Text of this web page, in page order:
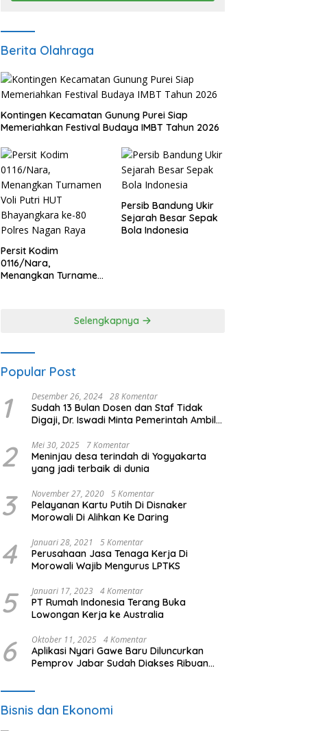
Berita Olahraga
Kontingen Kecamatan Gunung Purei Siap
Memeriahkan Festival Budaya IMBT Tahun 2026
Persit Kodim
0116/Nara,
Menangkan Turnamen
Persib Bandung Ukir
Sejarah Besar Sepak
Bola Indonesia
Selengkapnya
Popular Post
1 Desember 26, 2024 28 Komentar
Sudah 13 Bulan Dosen dan Staf Tidak
Digaji, Dr. Iswadi Minta Pemerintah Ambil
2 Mei 30, 2025 7 Komentar
Meninjau desa terindah di Yogyakarta
yang jadi terbaik di dunia
3 November 27, 2020 5 Komentar
Pelayanan Kartu Putih Di Disnaker
Morowali Di Alihkan Ke Daring
4 Januari 28, 2021 5 Komentar
Perusahaan Jasa Tenaga Kerja Di
Morowali Wajib Mengurus LPTKS
5 Januari 17, 2023 4 Komentar
PT Rumah Indonesia Terang Buka
Lowongan Kerja ke Australia
6 Oktober 11, 2025 4 Komentar
Aplikasi Nyari Gawe Baru Diluncurkan
Pemprov Jabar Sudah Diakses Ribuan
Bisnis dan Ekonomi